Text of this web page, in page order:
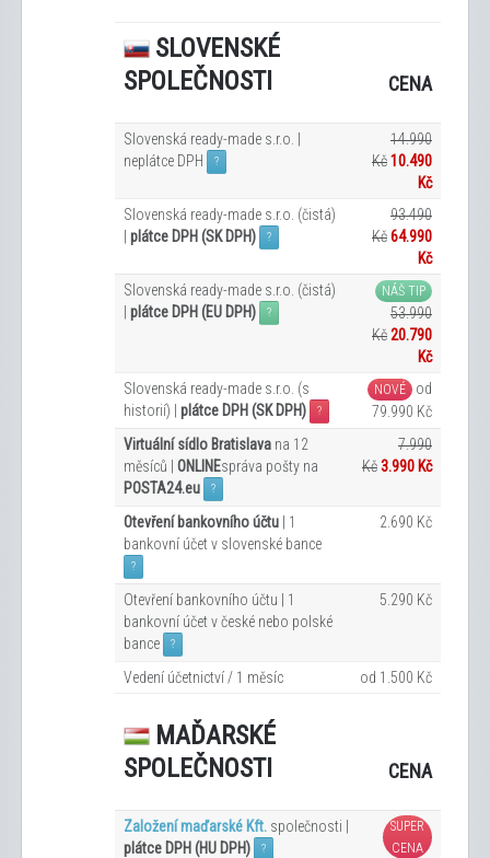
SLOVENSKÉ
SPOLEČNOSTI
CENA
Slovenská ready-made s.r.o. |
neplátce DPH
?
14.990
Kč10.490
Kč
Slovenská ready-made s.r.o. (čistá)
plátce DPH (SK DPH) ?
93.490
Kč64.990
Kč
Slovenská ready-made s.r.o. (čistá)
plátce DPH (EU DPH) ?
NÁŠ TIP
53.990
Kč20.790
Kč
Slovenská ready-made s.r.o. (s
historií) | plátce DPH (SK DPH) ?
NOVÉ
od
79.990 Kč
Virtuální sídlo Bratislava na 12
měsíců | ONLINEspráva pošty na
POSTA24.eu
?
7.990
Kč3.990 Kč
Otevření bankovního účtu | 1
bankovní účet v slovenské bance
?
2.690 Kč
Otevření bankovního účtu | 1
bankovní účet v české nebo polské
bance
?
5.290 Kč
Vedení účetnictví / 1 měsíc od 1.500 Kč
MAĎARSKÉ
SPOLEČNOSTI
CENA
Založení maďarské Kft. společnosti |
plátce DPH (HU DPH)
?
SUPER
CENA